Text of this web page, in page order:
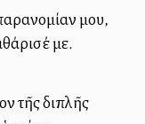
μου,
με.
τῆς διπλῆς